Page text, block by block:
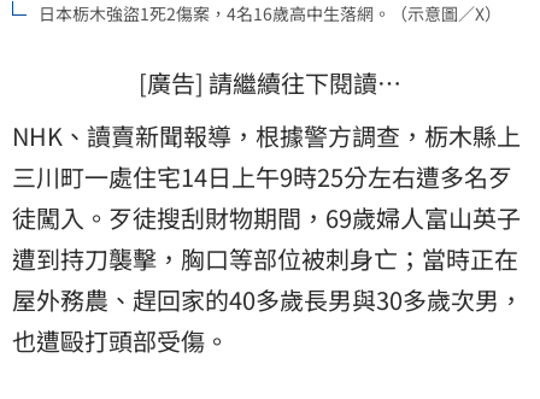
日本栃木強盜1死2傷案，4名16歲高中生落網。（示意圖／X）
[廣告] 請繼續往下閱讀…
NHK、讀賣新聞報導，根據警方調查，栃木縣上
三川町一處住宅14日上午9時25分左右遭多名歹
徒闖入。歹徒搜刮財物期間，69歲婦人富山英子
遭到持刀襲擊，胸口等部位被刺身亡；當時正在
屋外務農、趕回家的40多歲長男與30多歲次男，
也遭毆打頭部受傷。